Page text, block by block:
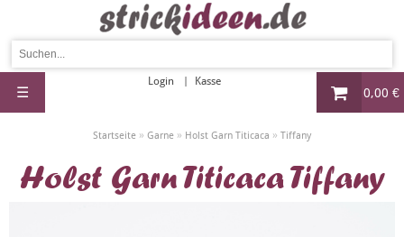
0,00 €
Login Kasse
☰
Startseite » Garne » Holst Garn Titicaca » Tiffany
Holst Garn Titicaca Tiffany